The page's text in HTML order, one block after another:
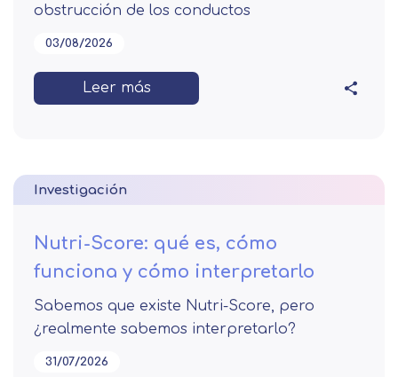
obstrucción de los conductos
03/08/2026
Leer más
Investigación
Nutri-Score: qué es, cómo
funciona y cómo interpretarlo
Sabemos que existe Nutri-Score, pero
¿realmente sabemos interpretarlo?
31/07/2026